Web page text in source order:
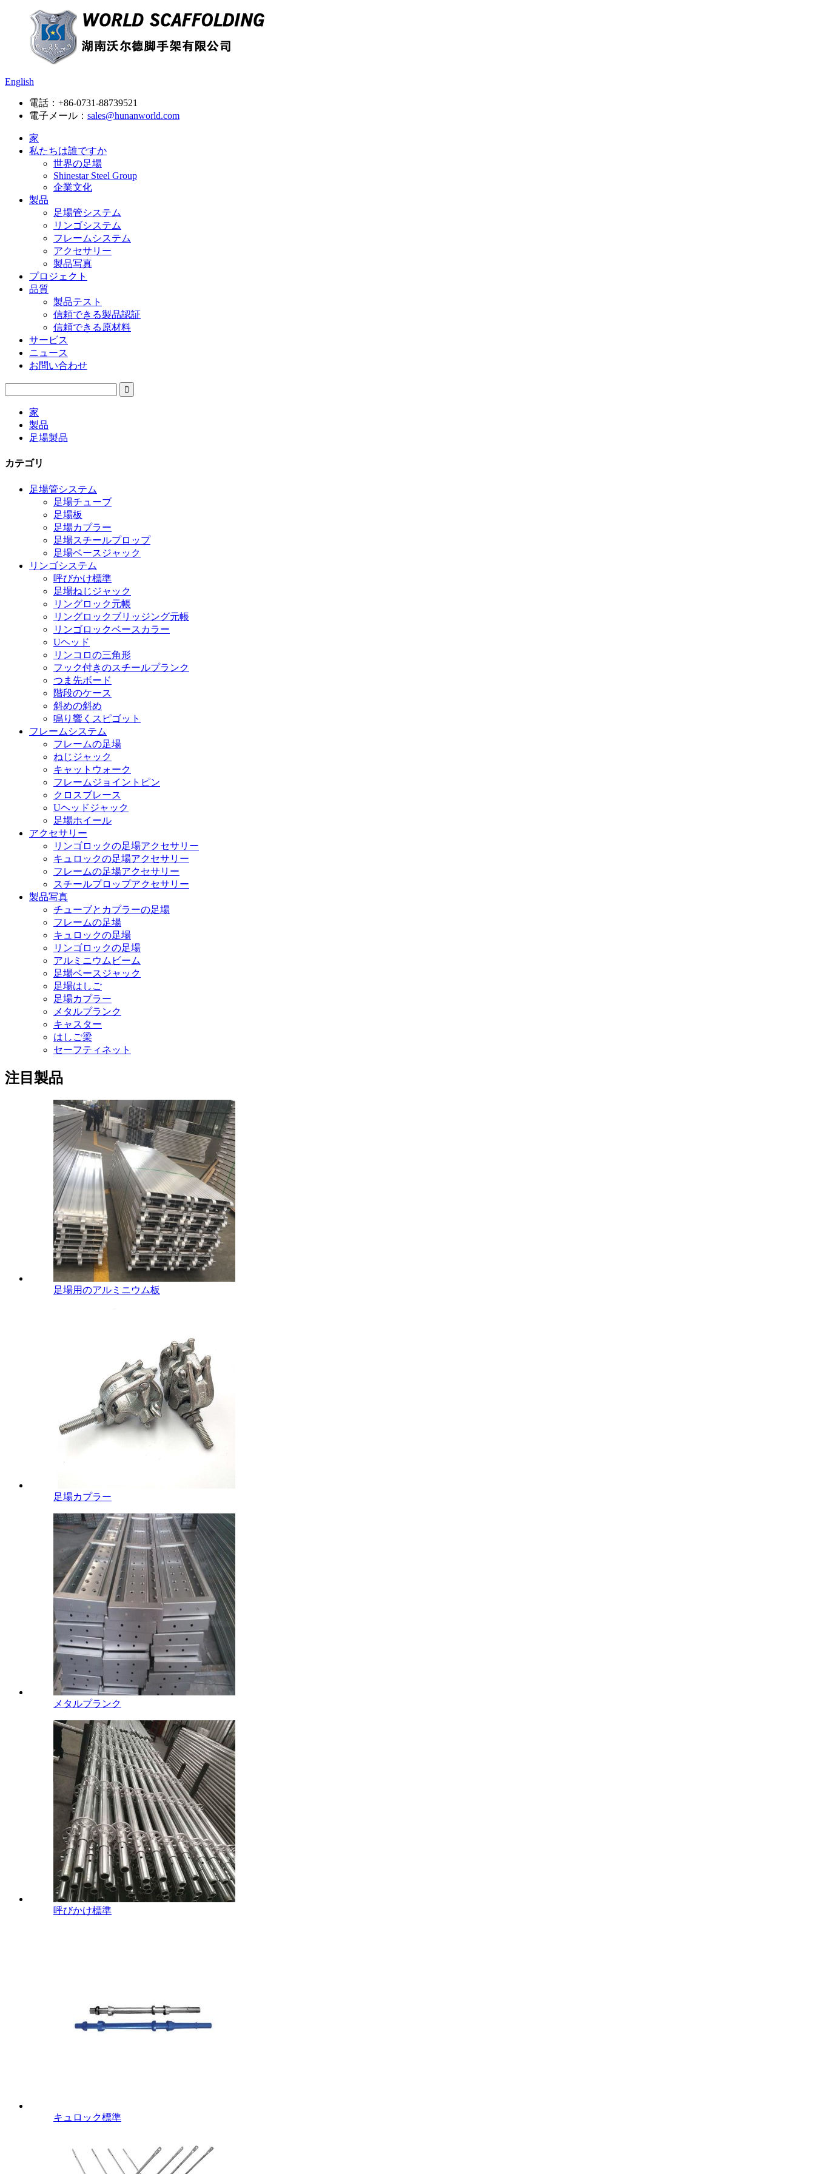
English
電話： +86-0731-88739521
電子メール： sales@hunanworld.com
家
私たちは誰ですか
世界の足場
Shinestar Steel Group
企業文化
製品
足場管システム
リンゴシステム
フレームシステム
アクセサリー
製品写真
プロジェクト
品質
製品テスト
信頼できる製品認証
信頼できる原材料
サービス
ニュース
お問い合わせ
家
製品
足場製品
カテゴリ
足場管システム
足場チューブ
足場板
足場カプラー
足場スチールプロップ
足場ベースジャック
リンゴシステム
呼びかけ標準
足場ねじジャック
リングロック元帳
リングロックブリッジング元帳
リンゴロックベースカラー
Uヘッド
リンコロの三角形
フック付きのスチールプランク
つま先ボード
階段のケース
斜めの斜め
鳴り響くスピゴット
フレームシステム
フレームの足場
ねじジャック
キャットウォーク
フレームジョイントピン
クロスブレース
Uヘッドジャック
足場ホイール
アクセサリー
リンゴロックの足場アクセサリー
キュロックの足場アクセサリー
フレームの足場アクセサリー
スチールプロップアクセサリー
製品写真
チューブとカプラーの足場
フレームの足場
キュロックの足場
リンゴロックの足場
アルミニウムビーム
足場ベースジャック
足場はしご
足場カプラー
メタルプランク
キャスター
はしご梁
セーフティネット
注目製品
足場用のアルミニウム板
足場カプラー
メタルプランク
呼びかけ標準
キュロック標準